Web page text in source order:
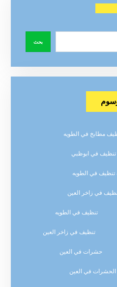
مطابخ في الطويه
في ابوظبي
في الطويه
في زاخر العين
تنظيف في الطويه
تنظيف في زاخر العين
حشرات في العين
في العين